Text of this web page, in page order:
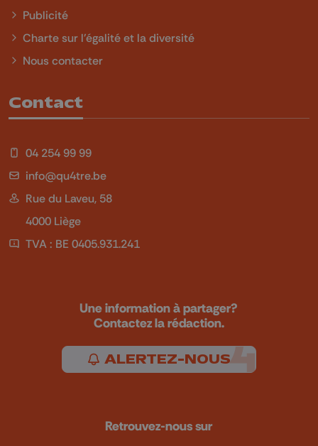
Publicité
Charte sur l'égalité et la diversité
Nous contacter
Contact
04 254 99 99
info@qu4tre.be
Rue du Laveu, 58
4000 Liège
TVA : BE 0405.931.241
Une information à partager?
Contactez la rédaction.
ALERTEZ-NOUS
Retrouvez-nous sur